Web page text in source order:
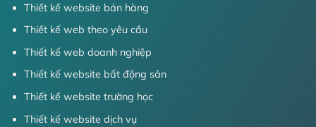
Thiết kế website bán hàng
Thiết kế web theo yêu cầu
Thiết kế web doanh nghiệp
Thiết kế website bất động sản
Thiết kế website trường học
Thiết kế website dịch vụ